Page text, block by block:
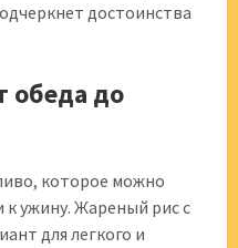
достоинства
обеда до
которое можно
к ужину. Жареный рис с
для легкого и